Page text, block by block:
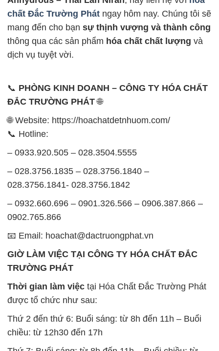
chất Đắc Trường Phát ngay hôm nay. Chúng tôi sẽ
mang đến cho bạn sự thịnh vượng và thành công
thông qua các sản phẩm hóa chất chất lượng và
dịch vụ tuyệt vời.
📞 PHÒNG KINH DOANH – CÔNG TY HÓA CHẤT
ĐẮC TRƯỜNG PHÁT🌐
🌐 Website: https://hoachatdetnhuom.com/
📞 Hotline:
– 0933.920.505 – 028.3504.5555
– 028.3756.1835 – 028.3756.1840 –
028.3756.1841- 028.3756.1842
– 0932.660.696 – 0901.326.566 – 0906.387.866 –
0902.765.866
📧 Email: hoachat@dactruongphat.vn
GIỜ LÀM VIỆC TẠI CÔNG TY HÓA CHẤT ĐẮC
TRƯỜNG PHÁT
Thời gian làm việc tại Hóa Chất Đắc Trường Phát
được tổ chức như sau:
Thứ 2 đến thứ 6: Buổi sáng: từ 8h đến 11h – Buổi
chiều: từ 12h30 đến 17h